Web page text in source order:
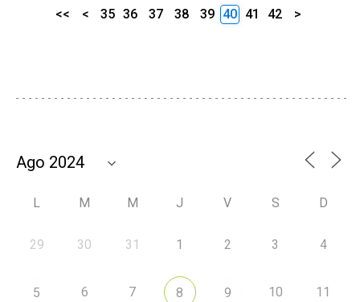
<< < 35 36 37 38 39 40 41 42 >
L M M J V S D
29 30 31 1 2 3 4
5 6 7 8 9 10 11